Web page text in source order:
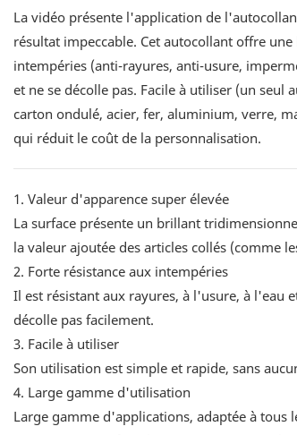
La vidéo présente l'application de
résultat impeccable. Cet autocollant offre
intempéries (anti-rayures, anti-usure,
et ne se décolle pas. Facile à utiliser (un
carton ondulé, acier, fer, aluminium, verre,
qui réduit le coût de la personnalisation.
1. Valeur d'apparence super élevée
La surface présente un brillant
la valeur ajoutée des articles collés (comme
2. Forte résistance aux intempéries
Il est résistant aux rayures, à l'usure, à l'eau
décolle pas facilement.
3. Facile à utiliser
Son utilisation est simple et rapide, sans
4. Large gamme d'utilisation
Large gamme d'applications, adaptée à tous